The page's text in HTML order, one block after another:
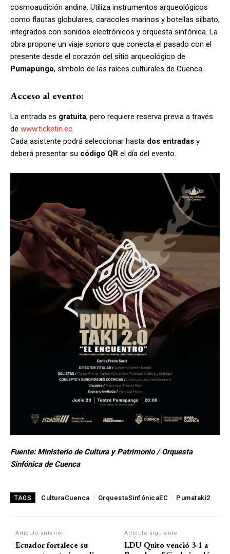
cosmoaudición andina. Utiliza instrumentos arqueológicos
como flautas globulares, caracoles marinos y botellas silbato,
integrados con sonidos electrónicos y orquesta sinfónica. La
obra propone un viaje sonoro que conecta el pasado con el
presente desde el corazón del sitio arqueológico de
Pumapungo, símbolo de las raíces culturales de Cuenca.
Acceso al evento:
La entrada es gratuita, pero requiere reserva previa a través
de www.ticketin.ec
Cada asistente podrá seleccionar hasta dos entradas y
deberá presentar su código QR el día del evento.
Fuente: Ministerio de Cultura y Patrimonio / Orquesta
Sinfónica de Cuenca
TAGS CulturaCuenca OrquestaSinfónicaEC Pumataki2
Artículo anterior
Ecuador fortalece su
Artículo siguiente
LDU Quito venció 3-1 a